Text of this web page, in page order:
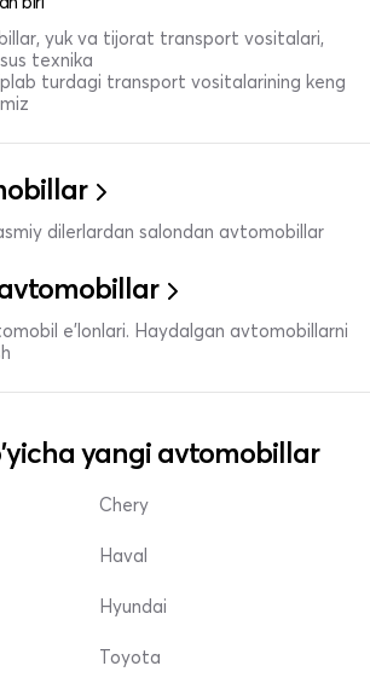
yuk va tijorat transport vositalari,
texnika
turdagi transport vositalarining keng
dilerlardan salondan avtomobillar
e’lonlari. Haydalgan avtomobillarni
yangi avtomobillar
Chery
Haval
Hyundai
Toyota